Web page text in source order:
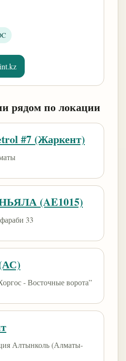
рядом по локации
#7 (Жаркент)
(AE1015)
33
- Восточные ворота”
Алтынколь (Алматы-